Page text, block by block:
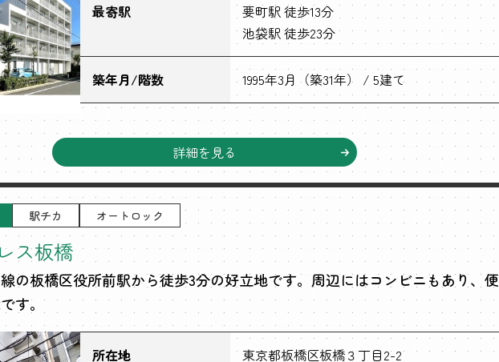
最寄駅
要町駅 徒歩13分
池袋駅 徒歩23分
築年月/階数 1995年3月（築31年） / 5建て
詳細を見る
駅チカ オートロック
ス板橋
の板橋区役所前駅から徒歩3分の好立地です。周辺にはコンビニもあり、便
す。
所在地 東京都板橋区板橋３丁目2-2